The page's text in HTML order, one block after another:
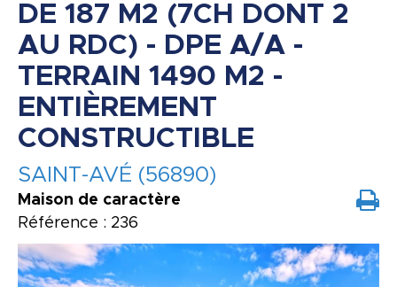
DE 187 M2 (7CH DONT 2
AU RDC) - DPE A/A -
TERRAIN 1490 M2 -
ENTIÈREMENT
CONSTRUCTIBLE
SAINT-AVÉ (56890)
Maison de caractère
Référence : 236